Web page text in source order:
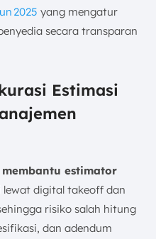
2025 yang mengatur
secara transparan
Estimasi
estimator
lewat digital takeoff dan
risiko salah hitung
dan adendum